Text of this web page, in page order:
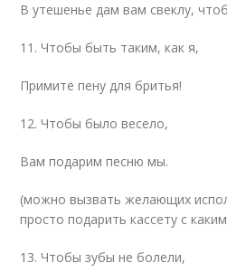
В утешенье дам вам свеклу,
11. Чтобы быть таким, как я,
Примите пену для бритья!
12. Чтобы было весело,
Вам подарим песню мы.
(можно вызвать желающих
просто подарить кассету с
13. Чтобы зубы не болели,